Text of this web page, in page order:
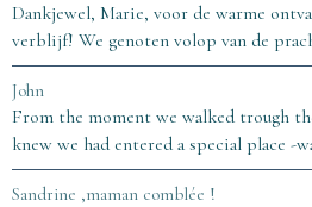
Dankjewel, Marie, voor de warme
verblijf! We genoten volop van de
John
From the moment we walked trough
knew we had entered a special place -
Sandrine ,maman comblée !